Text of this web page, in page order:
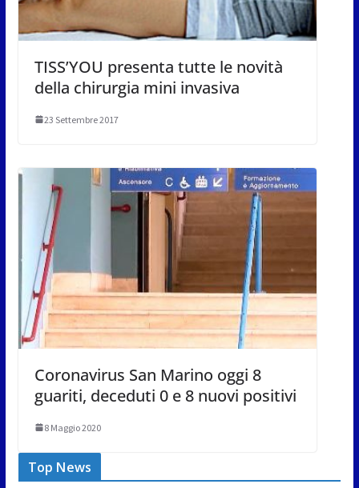
TISS’YOU presenta tutte le novità
della chirurgia mini invasiva
23 Settembre 2017
Coronavirus San Marino oggi 8
guariti, deceduti 0 e 8 nuovi positivi
8 Maggio 2020
Top News